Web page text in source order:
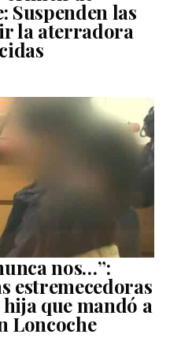
Suspenden las
la aterradora
nos…”:
estremecedoras
que mandó a
Loncoche